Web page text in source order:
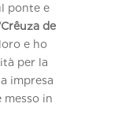
ponte e
de
e ho
per la
impresa
messo in